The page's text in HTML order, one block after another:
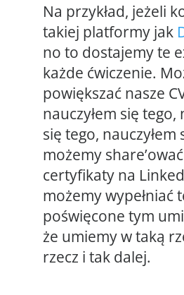
Na przykład, jeżeli
takiej platformy jak
no to dostajemy te
każde ćwiczenie.
powiększać nasze
nauczyłem się tego,
się tego, nauczyłem
możemy
certyfikaty na
możemy wypełniać
poświęcone tym
że umiemy w taką
rzecz i tak dalej.